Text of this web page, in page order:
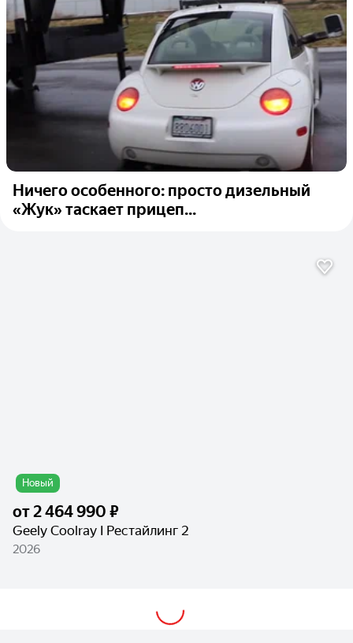
Ничего особенного: просто дизельный
«Жук» таскает прицеп...
Новый
от2 464 990 ₽
Geely Coolray I Рестайлинг 2
2026